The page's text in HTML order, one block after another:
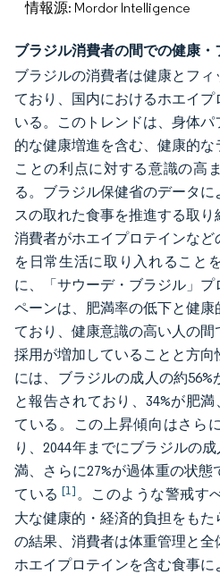
情報源: Mordor Intelligence
ブラジル消費者の間での健康
ブラジルの消費者は健康とフ
ており、国内におけるホエイ
いる。このトレンドは、身体
的な健康増進を含む、健康的
ことの利点に対する意識の高
る。ブラジル保健省のデータ
スの取れた食事を推進する取り
消費者がホエイプロテインなど
を日常生活に取り入れること
に、「サウーデ・ブラジル」
ペーンは、肥満率の低下と健
ており、健康意識の高い人の
採用が増加していることと方向
には、ブラジルの成人の約
と報告されており、34%が肥
ている。この上昇傾向はさら
り、2044年までにブラジルの
満、さらに27%が過体重の状
ている[1]。このような警戒す
大な健康的・経済的負担をも
の結果、消費者は体重管理と全
ホエイプロテインを含む食事